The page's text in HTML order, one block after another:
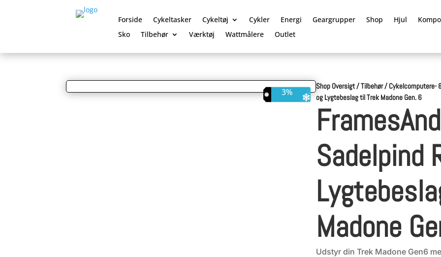
Forside Cykeltasker Cykeltøj Cykler Energi Geargrupper Shop Hjul
Sko
Tilbehør Værktøj Wattmålere Outlet
3%
Shop Oversigt /Tilbehør/ Cykelcomputere-
og Lygtebeslag til Trek Madone Gen. 6
Sadelpind
Madone
Udstyr din Trek Madone Gen6